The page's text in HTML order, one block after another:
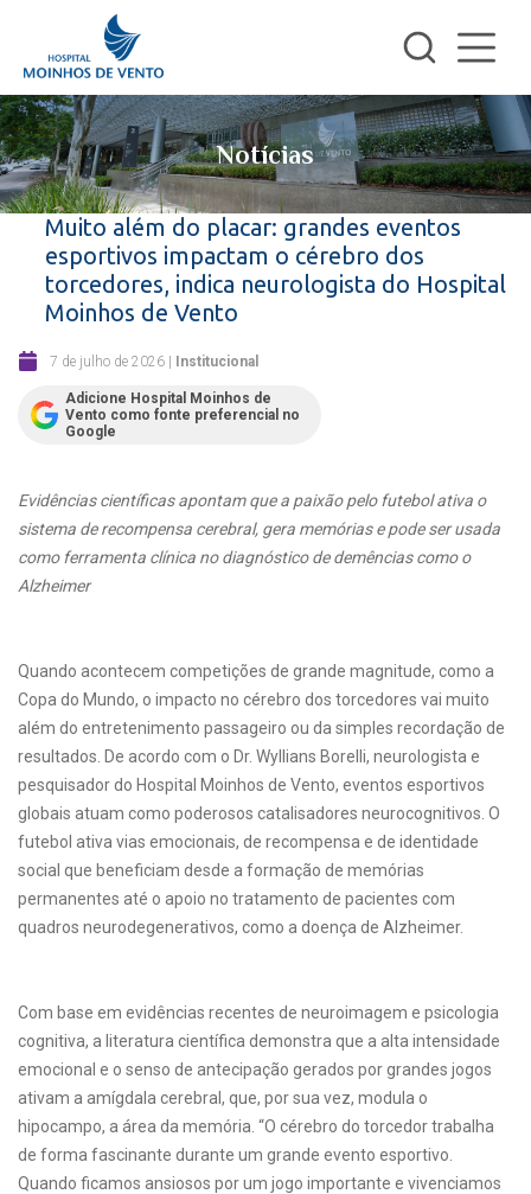
Notícias
Muito além do placar: grandes eventos
esportivos impactam o cérebro dos
torcedores, indica neurologista do Hospital
Moinhos de Vento
7 de julho de 2026 | Institucional
Adicione Hospital Moinhos de
Vento como fonte preferencial no
Google
Evidências científicas apontam que a paixão pelo futebol ativa o
sistema de recompensa cerebral, gera memórias e pode ser usada
como ferramenta clínica no diagnóstico de demências como o
Alzheimer
Quando acontecem competições de grande magnitude, como a
Copa do Mundo, o impacto no cérebro dos torcedores vai muito
além do entretenimento passageiro ou da simples recordação de
resultados. De acordo com o Dr. Wyllians Borelli, neurologista e
pesquisador do Hospital Moinhos de Vento, eventos esportivos
globais atuam como poderosos catalisadores neurocognitivos. O
futebol ativa vias emocionais, de recompensa e de identidade
social que beneficiam desde a formação de memórias
permanentes até o apoio no tratamento de pacientes com
quadros neurodegenerativos, como a doença de Alzheimer.
Com base em evidências recentes de neuroimagem e psicologia
cognitiva, a literatura científica demonstra que a alta intensidade
emocional e o senso de antecipação gerados por grandes jogos
ativam a amígdala cerebral, que, por sua vez, modula o
hipocampo, a área da memória. “O cérebro do torcedor trabalha
de forma fascinante durante um grande evento esportivo.
Quando ficamos ansiosos por um jogo importante e vivenciamos